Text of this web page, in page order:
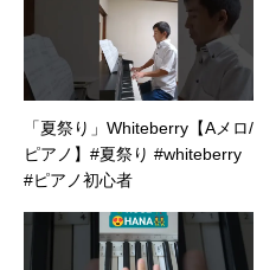
「夏祭り」Whiteberry【Aメロ/
ピアノ】#夏祭り #whiteberry
#ピアノ初心者